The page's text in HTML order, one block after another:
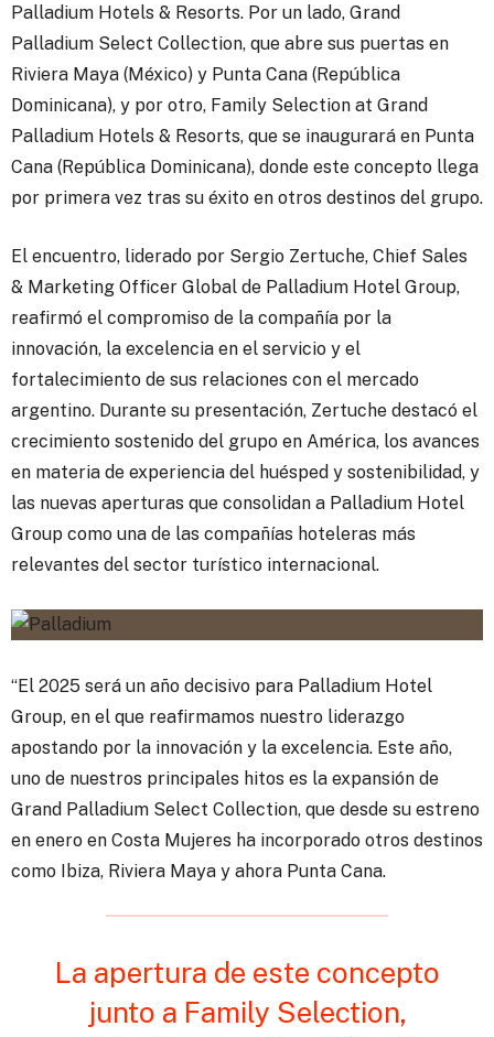
Palladium Hotels & Resorts. Por un lado, Grand
Palladium Select Collection, que abre sus puertas en
Riviera Maya (México) y Punta Cana (República
Dominicana), y por otro, Family Selection at Grand
Palladium Hotels & Resorts, que se inaugurará en Punta
Cana (República Dominicana), donde este concepto llega
por primera vez tras su éxito en otros destinos del grupo.
El encuentro, liderado por Sergio Zertuche, Chief Sales
& Marketing Officer Global de Palladium Hotel Group,
reafirmó el compromiso de la compañía por la
innovación, la excelencia en el servicio y el
fortalecimiento de sus relaciones con el mercado
argentino. Durante su presentación, Zertuche destacó el
crecimiento sostenido del grupo en América, los avances
en materia de experiencia del huésped y sostenibilidad, y
las nuevas aperturas que consolidan a Palladium Hotel
Group como una de las compañías hoteleras más
relevantes del sector turístico internacional.
“El 2025 será un año decisivo para Palladium Hotel
Group, en el que reafirmamos nuestro liderazgo
apostando por la innovación y la excelencia. Este año,
uno de nuestros principales hitos es la expansión de
Grand Palladium Select Collection, que desde su estreno
en enero en Costa Mujeres ha incorporado otros destinos
como Ibiza, Riviera Maya y ahora Punta Cana.
La apertura de este concepto
junto a Family Selection,